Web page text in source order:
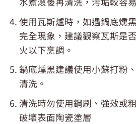
使用瓦斯爐時，如遇鍋底燻
完全現象，建議觀察瓦斯是
火以下烹調。
鍋底燻黑建議使用小蘇打粉
清洗。
清洗時勿使用鋼刷、強效或
破壞表面陶瓷塗層